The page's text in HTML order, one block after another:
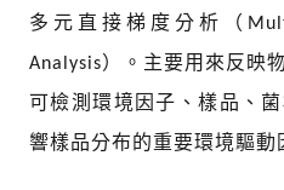
多元直接梯度分析（
Analysis）。主要用來反映
可檢測環境因子、樣品、
響樣品分布的重要環境驅動